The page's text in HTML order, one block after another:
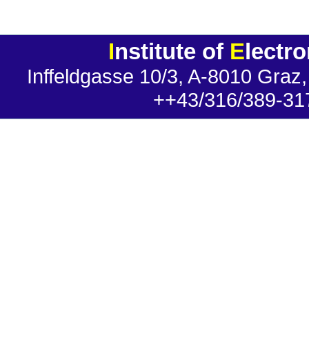
Institute of E
Inffeldgasse 10/3, A-8010
++43/316/389-